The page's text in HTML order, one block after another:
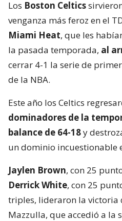
Los Boston Celtics
venganza más feroz en el
Miami Heat, que les
la pasada temporada, al
cerrar 4-1 la serie de
de la NBA.
Este año los Celtics
dominadores de la
balance de 64-18y
un dominio incuestionable
Jaylen Brown, con 25
Derrick White, con 25
triples, lideraron la victoria
Mazzulla, que accedió a la